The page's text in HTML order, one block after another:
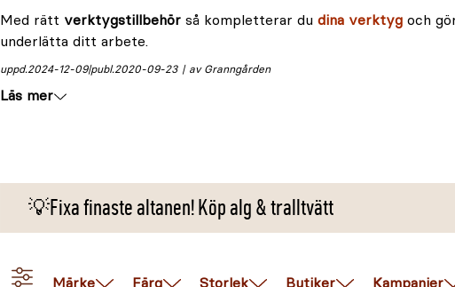
Med rätt verktygstillbehör så kompletterar du dina verktyg och
underlätta ditt arbete.
publ.2020-09-23
uppd.2024-12-09 av Granngården
Läs mer
💡Fixa finaste altanen! Köp alg & tralltvätt
Märke Färg Storlek Butiker Kampanjer